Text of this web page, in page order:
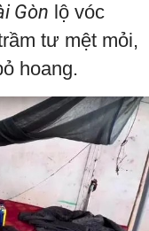
Gòn lộ vóc
tư mệt mỏi,
hoang.